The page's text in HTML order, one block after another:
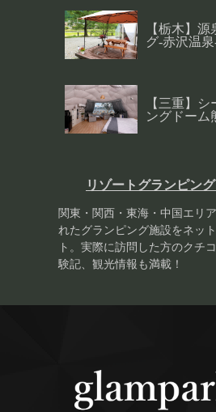
【栃木】
グ-赤沢温
【三重】
ングドーム
リゾートグランピン
関東・関西・東海・中国エリ
れたグランピング施設をネッ
ト。実際に訪問した方のクチ
験記、観光情報も満載！